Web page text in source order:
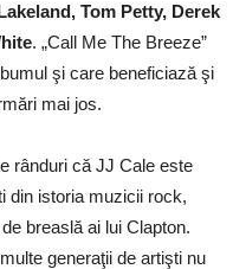
Tom Petty, Derek
. „Call Me The Breeze”
şi care beneficiază şi
mai jos.
rânduri că JJ Cale este
din istoria muzicii rock,
breaslă ai lui Clapton.
generaţii de artişti nu